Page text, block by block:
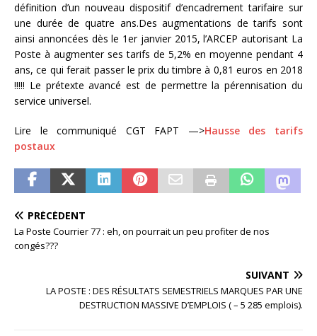
définition d’un nouveau dispositif d’encadrement tarifaire sur
une durée de quatre ans.Des augmentations de tarifs sont
ainsi annoncées dès le 1er janvier 2015, l’ARCEP autorisant La
Poste à augmenter ses tarifs de 5,2% en moyenne pendant 4
ans, ce qui ferait passer le prix du timbre à 0,81 euros en 2018
!!!!! Le prétexte avancé est de permettre la pérennisation du
service universel.
Lire le communiqué CGT FAPT —>Hausse des tarifs
postaux
PRÉCÉDENT
La Poste Courrier 77 : eh, on pourrait un peu profiter de nos
congés???
SUIVANT
LA POSTE : DES RÉSULTATS SEMESTRIELS MARQUES PAR UNE
DESTRUCTION MASSIVE D’EMPLOIS ( – 5 285 emplois).